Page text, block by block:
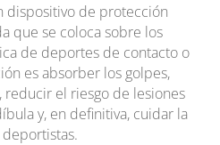
dispositivo de protección
que se coloca sobre los
de deportes de contacto o
es absorber los golpes,
reducir el riesgo de lesiones
y, en definitiva, cuidar la